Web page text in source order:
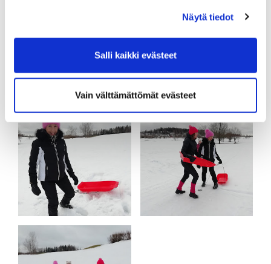
Näytä tiedot
Salli kaikki evästeet
Vain välttämättömät evästeet